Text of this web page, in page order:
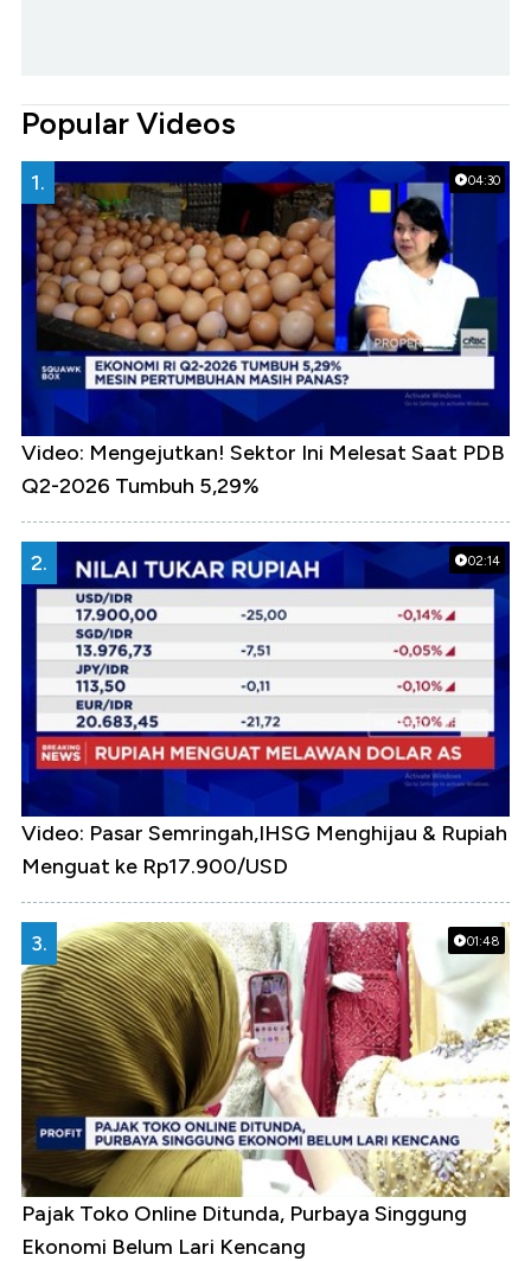
Popular Videos
04:30
1.
Video: Mengejutkan! Sektor Ini Melesat Saat PDB
Q2-2026 Tumbuh 5,29%
02:14
2.
Video: Pasar Semringah,IHSG Menghijau & Rupiah
Menguat ke Rp17.900/USD
01:48
3.
Pajak Toko Online Ditunda, Purbaya Singgung
Ekonomi Belum Lari Kencang